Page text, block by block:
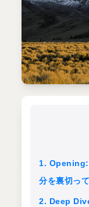
1. Opening:
分を裏切っ
2. Deep